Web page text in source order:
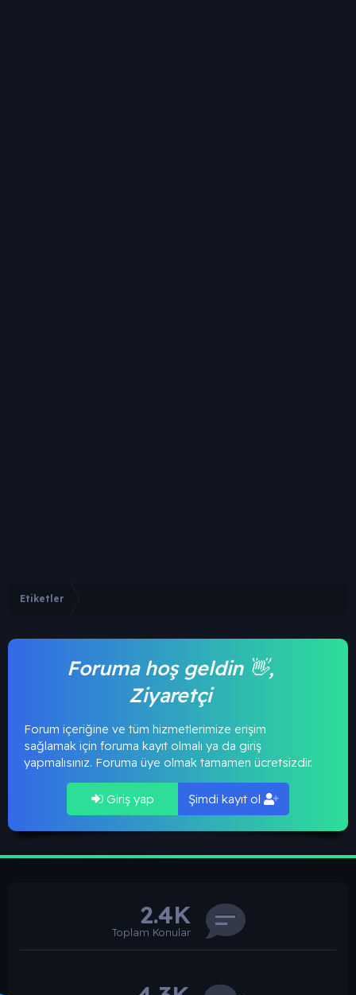
Etiketler
Foruma hoş geldin 👋,
Ziyaretçi
Forum içeriğine ve tüm hizmetlerimize erişim
sağlamak için foruma kayıt olmalı ya da giriş
yapmalısınız. Foruma üye olmak tamamen ücretsizdir.
Giriş yap Şimdi kayıt ol
2.4K
Toplam Konular